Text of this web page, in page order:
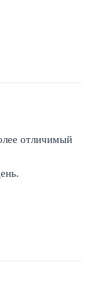
отличимый